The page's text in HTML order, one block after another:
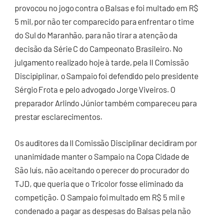
provocou no jogo contra o Balsas e foi multado em R$
5 mil, por não ter comparecido para enfrentar o time
do Sul do Maranhão, para não tirar a atenção da
decisão da Série C do Campeonato Brasileiro. No
julgamento realizado hoje à tarde, pela II Comissão
Discipiplinar, o Sampaio foi defendido pelo presidente
Sérgio Frota e pelo advogado Jorge Viveiros. O
preparador Arlindo Júnior também compareceu para
prestar esclarecimentos.
Os auditores da II Comissão Disciplinar decidiram por
unanimidade manter o Sampaio na Copa Cidade de
São luís, não aceitando o perecer do procurador do
TJD, que queria que o Tricolor fosse eliminado da
competição. O Sampaio foi multado em R$ 5 mil e
condenado a pagar as despesas do Balsas pela não